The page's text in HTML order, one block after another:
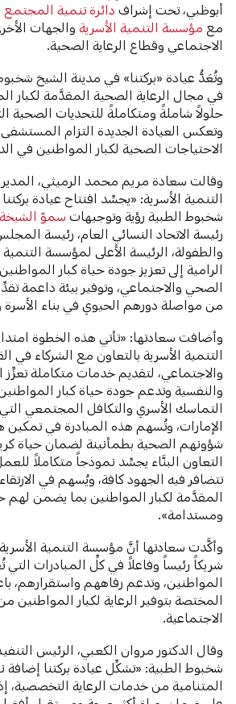
أبوظبي، تحت إشرافدائرة تنمية المجتمع
مع مؤسسة التنمية الأسريةوالجهات
الاجتماعي وقطاع الرعاية الصحية.
وتُعَدُّ عيادة «بركتنا» في مدينة الشيخ
في مجال الرعاية الصحية المقدَّمة لكبار
حلولاً شاملةً ومتكاملةً للتحديات الصحية
وتعكس العيادة الجديدة التزام المستشفى
الاحتياجات الصحية لكبار المواطنين في
وقالت سعادة مريم محمد الرميثي،
التنمية الأسرية: «يجسِّد افتتاح عيادة
شخبوط الطبية رؤية وتوجيهاتسموّ الشيخة
رئيسة الاتحاد النسائي العام، رئيسة
والطفولة، الرئيسة الأعلى لمؤسسة التنمية
الرامية إلى تعزيز جودة حياة كبار
الصحي والاجتماعي، وتوفير بيئة داعمة
من مواصلة دورهم الحيوي في بناء
وأضافت سعادتها: «تأتي هذه الخطوة
التنمية الأسرية بالتعاون مع الشركاء في
والاجتماعي، لتقديم خدمات متكاملة تعزِّز
والنفسية وتدعم جودة حياة كبار
التماسك الأسري والتكافل المجتمعي التي
الإمارات، وتُسهم هذه المبادرة في تمكين
شؤونهم الصحية بطمأنينة لضمان حياة
التعاون البنَّاء يجسِّد نموذجاً متكاملاً
تتضافر فيه الجهود كافة، ويُسهم في
المقدَّمة لكبار المواطنين بما يضمن لهم
ومستدامة».
وأكَّدت سعادتها أنَّ مؤسسة التنمية
شريكاً رئيساً وفاعلاً في كلِّ المبادرات التي
المواطنين، وتدعم رفاههم واستقرارهم،
المختصة بتوفير الرعاية لكبار المواطنين
الاجتماعية.
وقال الدكتور مروان الكعبي، الرئيس
شخبوط الطبية: «تشكِّل عيادة بركتنا إضافة
المتنامية من خدمات الرعاية التخصصية،